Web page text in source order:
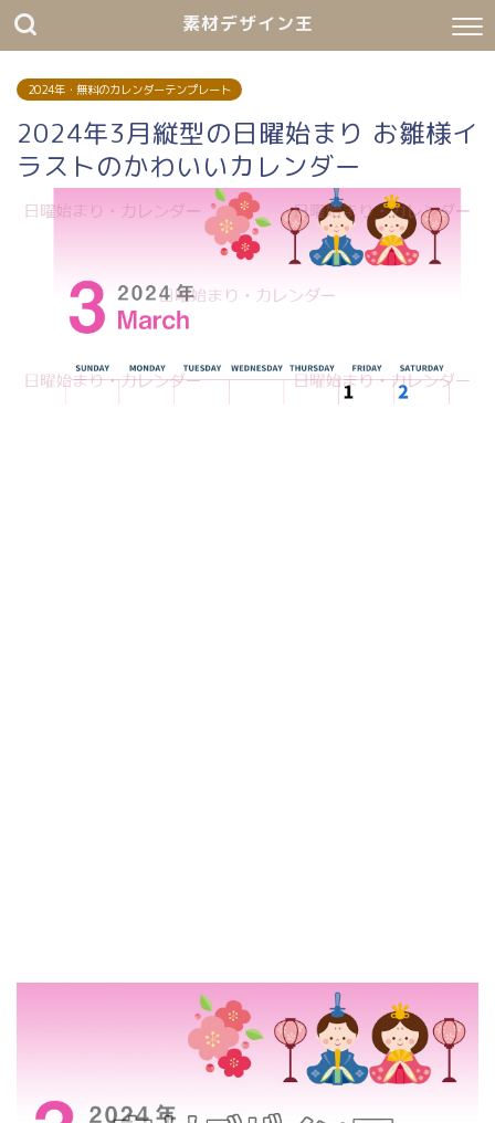
素材デザイン王
2024年・無料のカレンダーテンプレート
2024年3月縦型の日曜始まり お雛様イ
ラストのかわいいカレンダー